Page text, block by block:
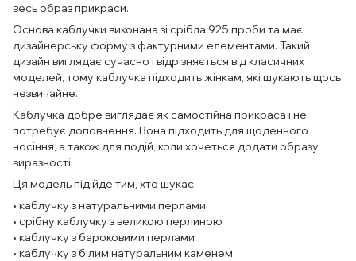
весь образ прикраси.
Основа каблучки виконана зі срібла 925 проби та має
дизайнерську форму з фактурними елементами. Такий
дизайн виглядає сучасно і відрізняється від класичних
моделей, тому каблучка підходить жінкам, які шукають щось
незвичайне.
Каблучка добре виглядає як самостійна прикраса і не
потребує доповнення. Вона підходить для щоденного
носіння, а також для подій, коли хочеться додати образу
виразності.
Ця модель підійде тим, хто шукає:
• каблучку з натуральними перлами
• срібну каблучку з великою перлиною
• каблучку з бароковими перлами
• каблучку з білим натуральним каменем